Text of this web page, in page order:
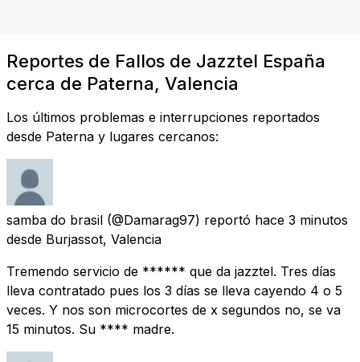
Reportes de Fallos de Jazztel España
cerca de Paterna, Valencia
Los últimos problemas e interrupciones reportados
desde Paterna y lugares cercanos:
samba do brasil (@Damarag97) reportó hace 3 minutos
desde Burjassot, Valencia
Tremendo servicio de ****** que da jazztel. Tres días
lleva contratado pues los 3 días se lleva cayendo 4 o 5
veces. Y nos son microcortes de x segundos no, se va
15 minutos. Su **** madre.